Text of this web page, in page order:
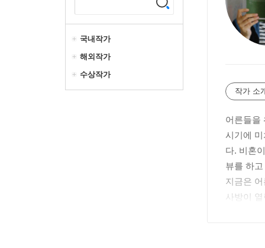
국내작가
해외작가
수상작가
작가 소
어른들을
시기에
다. 비혼
뷰를 하
지금은
사방이